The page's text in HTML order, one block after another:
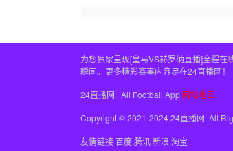
为您独家呈现[皇马VS赫罗纳直播]全程
瞬间。更多精彩赛事内容尽在24直播网！
24直播网 | All Football App 网站地图
Copyright © 2021-2024 24直播网. All
友情链接百度腾讯新浪 淘宝